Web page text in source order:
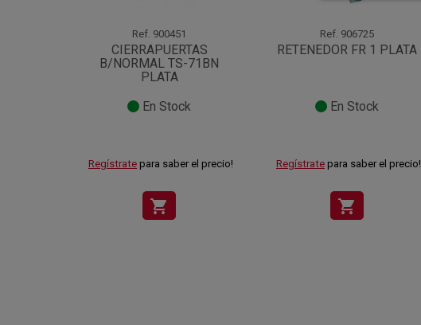
Ref. 900451
CIERRAPUERTAS
B/NORMAL TS-71BN
PLATA
En Stock
Regístrate para saber el precio!
shopping_cart
Ref. 906725
RETENEDOR FR 1 PLATA
En Stock
Regístrate para saber el precio!
shopping_cart